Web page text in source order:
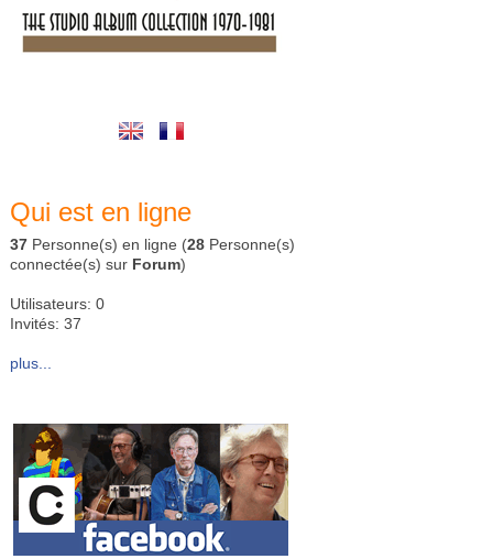
Qui est en ligne
37 Personne(s) en ligne (28 Personne(s)
connectée(s) sur Forum)
Utilisateurs: 0
Invités: 37
plus...